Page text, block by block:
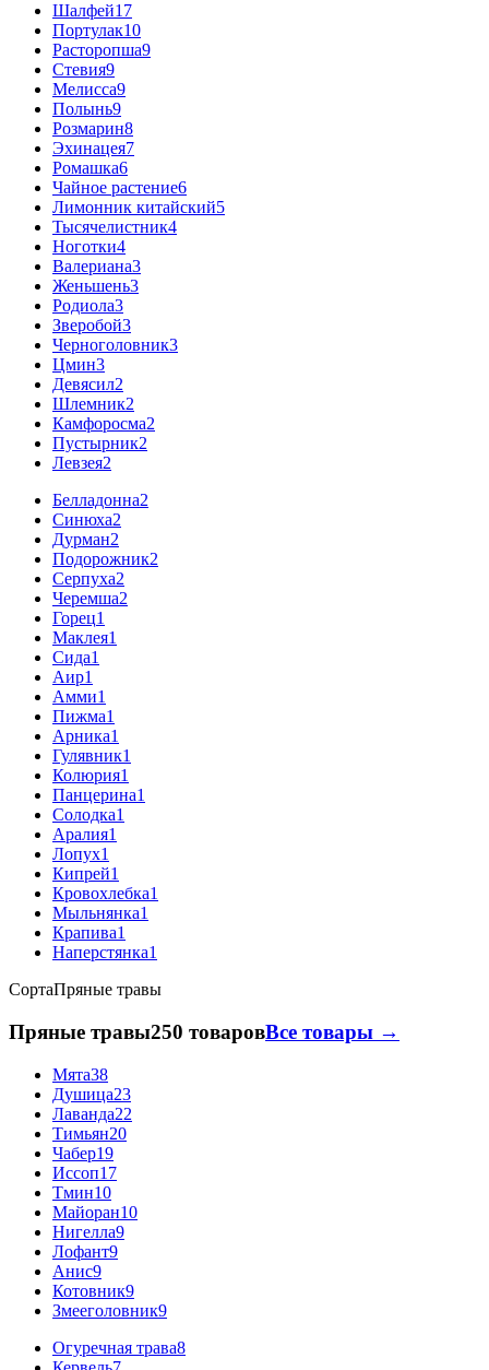
Шалфей17
Портулак10
Расторопша9
Стевия9
Мелисса9
Полынь9
Розмарин8
Эхинацея7
Ромашка6
Чайное растение6
Лимонник китайский5
Тысячелистник4
Ноготки4
Валериана3
Женьшень3
Родиола3
Зверобой3
Черноголовник3
Цмин3
Девясил2
Шлемник2
Камфоросма2
Пустырник2
Левзея2
Белладонна2
Синюха2
Дурман2
Подорожник2
Серпуха2
Черемша2
Горец1
Маклея1
Сида1
Аир1
Амми1
Пижма1
Арника1
Гулявник1
Колюрия1
Панцерина1
Солодка1
Аралия1
Лопух1
Кипрей1
Кровохлебка1
Мыльнянка1
Крапива1
Наперстянка1
СортаПряные травы
Пряные травы250 товаровВсе товары →
Мята38
Душица23
Лаванда22
Тимьян20
Чабер19
Иссоп17
Тмин10
Майоран10
Нигелла9
Лофант9
Анис9
Котовник9
Змееголовник9
Огуречная трава8